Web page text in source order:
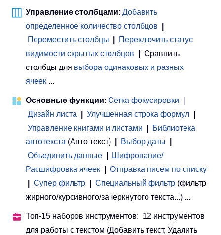
Управление столбцами: Добавить
определенное количество столбцов
Переместить столбцы
Переключить статус
видимости скрытых столбцов
Сравнить
столбцы для выбора одинаковых и разных
ячеек ...
Основные функции: Сетка фокусировки
Дизайн листа
Улучшенная строка формул
Управление книгами и листами
Библиотека
автотекста (Авто текст) Выбор даты
Объединить данные
Шифрование/
Расшифровка ячеек
Отправка писем по списку
Супер фильтр Специальный фильтр (фильтр
жирного/курсивного/зачеркнутого текста...) ...
Топ-15 наборов инструментов: 12 инструментов
для работы с текстом (Добавить текст, Удалить